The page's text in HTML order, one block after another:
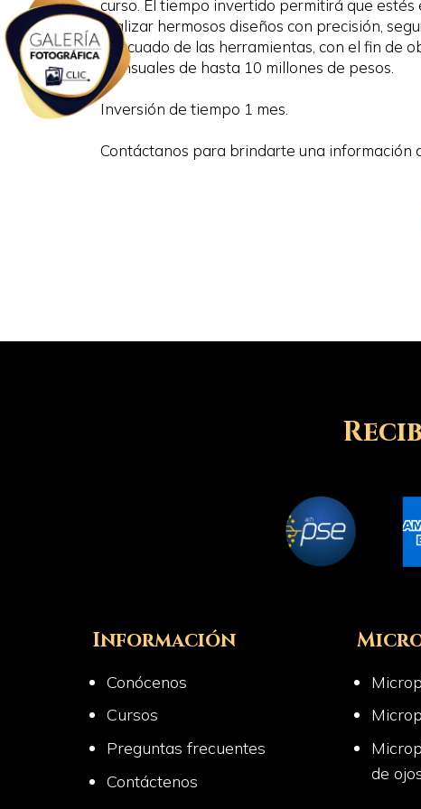
curso. El tiempo invertido permitirá que estés
realizar hermosos diseños con precisión,
adecuado de las herramientas, con el fin de
mensuales de hasta 10 millones de pesos.
Inversión de tiempo 1 mes.
Contáctanos para brindarte una información
Información
Conócenos
Cursos
Preguntas frecuentes
Contáctenos
de